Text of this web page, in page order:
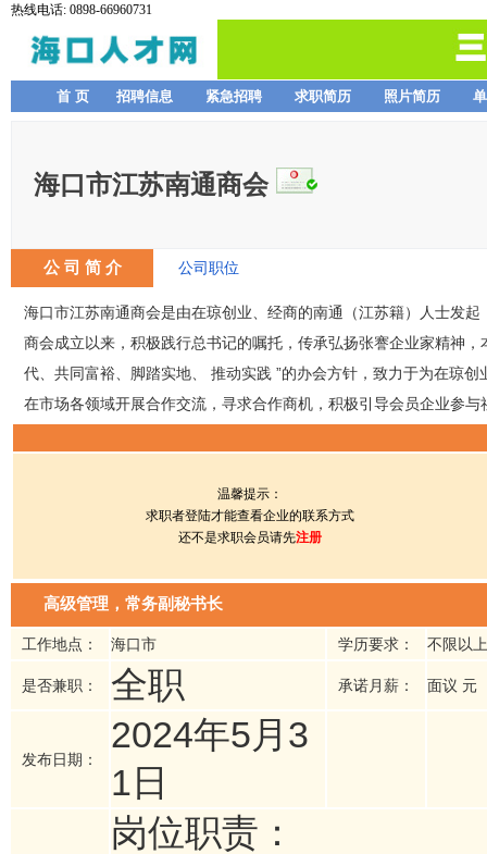
热线电话: 0898-66960731
首 页 招聘信息 紧急招聘 求职简历 照片简历
海口市江苏南通商会
公 司 简 介 公司职位
海口市江苏南通商会是由在琼创业、经商的南通（江苏籍）人士发
商会成立以来，积极践行总书记的嘱托，传承弘扬张謇企业家精神
代、共同富裕、脚踏实地、 推动实践 ”的办会方针，致力于为在琼
在市场各领域开展合作交流，寻求合作商机，积极引导会员企业参
温馨提示：
求职者登陆才能查看企业的联系方式
还不是求职会员请先注册
高级管理，常务副秘书长
工作地点： 海口市 学历要求： 不限以上
是否兼职： 全职 承诺月薪： 面议 元
发布日期：
2024年5月3
1日
岗位职责：